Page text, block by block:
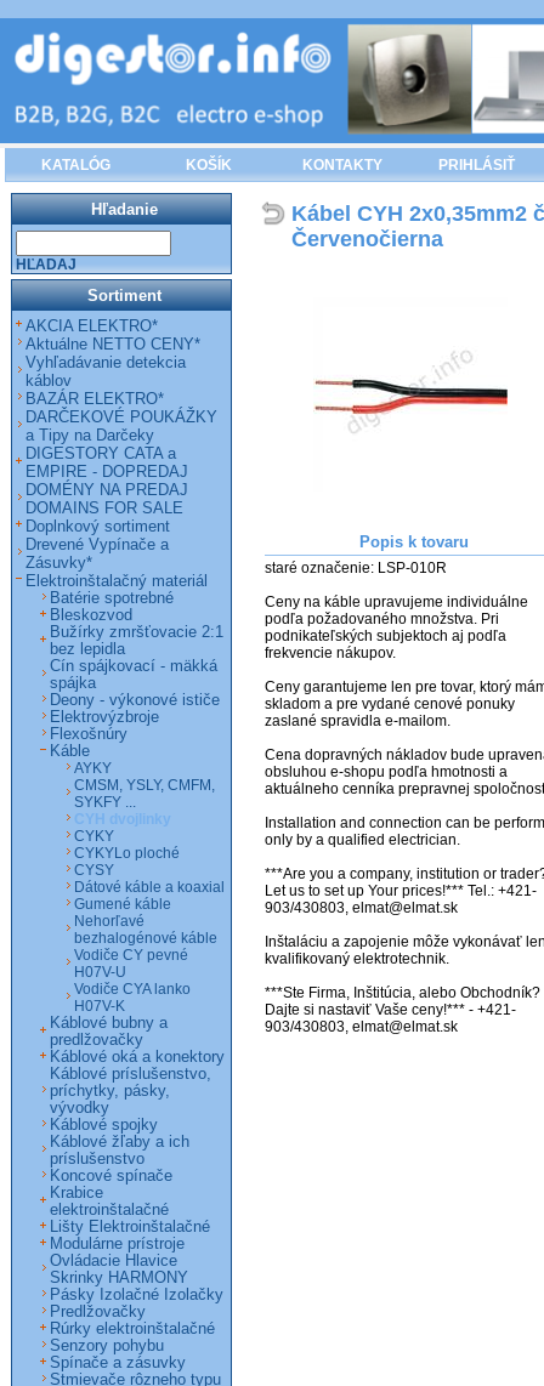
KATALÓG KOŠÍK KONTAKTY PRIHLÁSIŤ
Kábel CYH 2x0,35mm2
Červenočierna
Popis k tovaru
staré označenie: LSP-010R
Ceny na káble upravujeme individuálne
podľa požadovaného množstva. Pri
podnikateľských subjektoch aj podľa
frekvencie nákupov.
Ceny garantujeme len pre tovar, ktorý
skladom a pre vydané cenové ponuky
zaslané spravidla e-mailom.
Cena dopravných nákladov bude
obsluhou e-shopu podľa hmotnosti a
aktuálneho cenníka prepravnej
Installation and connection can be
only by a qualified electrician.
***Are you a company, institution or
Let us to set up Your prices!*** Tel.: +421-
903/430803, elmat@elmat.sk
Inštaláciu a zapojenie môže vykonávať
kvalifikovaný elektrotechnik.
***Ste Firma, Inštitúcia, alebo Obchodník?
Dajte si nastaviť Vaše ceny!*** - +421-
903/430803, elmat@elmat.sk
Hľadanie
HĽADAJ
Sortiment
AKCIA ELEKTRO*
Aktuálne NETTO CENY*
Vyhľadávanie detekcia
káblov
BAZÁR ELEKTRO*
DARČEKOVÉ POUKÁŽKY
a Tipy na Darčeky
DIGESTORY CATA a
EMPIRE - DOPREDAJ
DOMÉNY NA PREDAJ
DOMAINS FOR SALE
Doplnkový sortiment
Drevené Vypínače a
Zásuvky*
Elektroinštalačný materiál
Batérie spotrebné
Bleskozvod
Bužírky zmršťovacie 2:1
bez lepidla
Cín spájkovací - mäkká
spájka
Deony - výkonové ističe
Elektrovýzbroje
Flexošnúry
Káble
AYKY
CMSM, YSLY, CMFM,
SYKFY ...
CYH dvojlinky
CYKY
CYKYLo ploché
CYSY
Dátové káble a koaxial
Gumené káble
Nehorľavé
bezhalogénové káble
Vodiče CY pevné
H07V-U
Vodiče CYA lanko
H07V-K
Káblové bubny a
predlžovačky
Káblové oká a konektory
Káblové príslušenstvo,
príchytky, pásky,
vývodky
Káblové spojky
Káblové žľaby a ich
príslušenstvo
Koncové spínače
Krabice
elektroinštalačné
Lišty Elektroinštalačné
Modulárne prístroje
Ovládacie Hlavice
Skrinky HARMONY
Pásky Izolačné Izolačky
Predlžovačky
Rúrky elektroinštalačné
Senzory pohybu
Spínače a zásuvky
Stmievače rôzneho typu